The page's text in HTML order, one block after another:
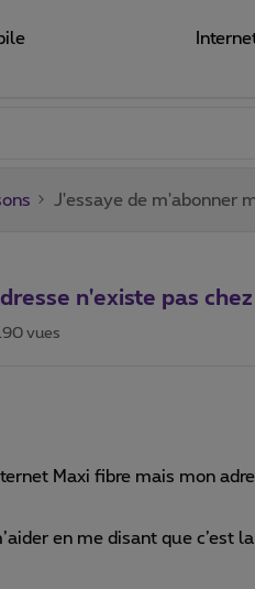
J'essaye de m'abonner
n'existe pas
vues
Maxi fibre mais mon
en me disant que c’est